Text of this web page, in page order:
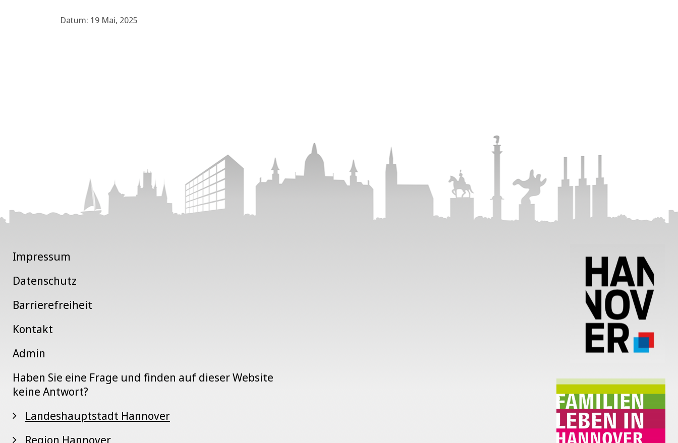
Datum: 19 Mai, 2025
Impressum
Datenschutz
Barrierefreiheit
Kontakt
Admin
Haben Sie eine Frage und finden auf dieser Website
keine Antwort?
Landeshauptstadt Hannover
Region Hannover